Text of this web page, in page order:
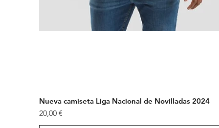
Nueva camiseta Liga Nacional de Novilladas 2024
Precio
20,00 €